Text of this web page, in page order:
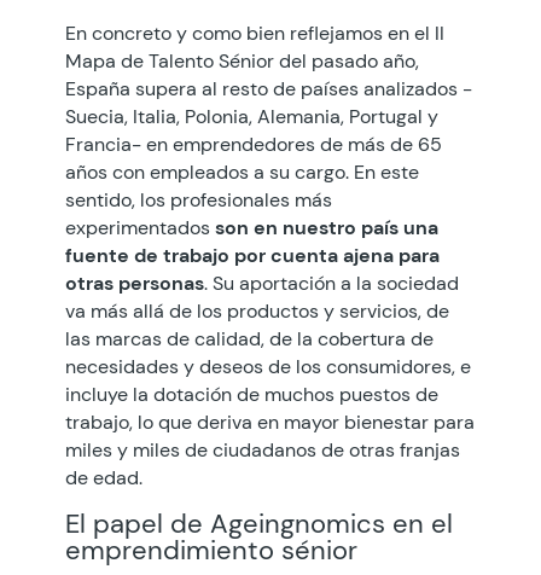
En concreto y como bien reflejamos en el II
Mapa de Talento Sénior del pasado año,
España supera al resto de países analizados -
Suecia, Italia, Polonia, Alemania, Portugal y
Francia- en emprendedores de más de 65
años con empleados a su cargo. En este
sentido, los profesionales más
experimentadosson en nuestro país una
fuente de trabajo por cuenta ajena para
otras personas. Su aportación a la sociedad
va más allá de los productos y servicios, de
las marcas de calidad, de la cobertura de
necesidades y deseos de los consumidores, e
incluye la dotación de muchos puestos de
trabajo, lo que deriva en mayor bienestar para
miles y miles de ciudadanos de otras franjas
de edad.
El papel de Ageingnomics en el
emprendimiento sénior